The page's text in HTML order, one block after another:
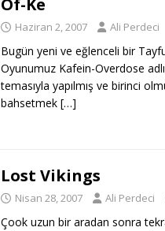
Öf-Ke
Haziran 2, 2007 Ali Perdeci
Bugün yeni ve eğlenceli bir
Oyunumuz Kafein-Overdose adlı
temasıyla yapılmış ve birinci
bahsetmek […]
Lost Vikings
Nisan 28, 2007 Ali Perdeci
Çook uzun bir aradan sonra